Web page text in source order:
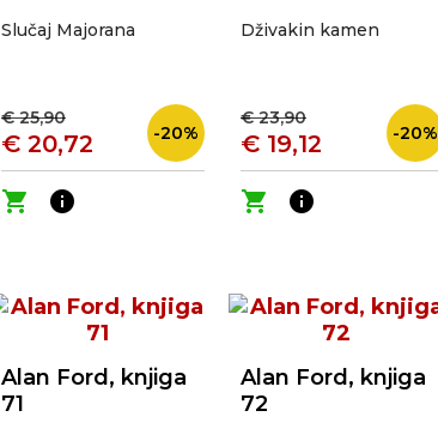
Slučaj Majorana
€ 25,90
€ 20,72 -20%
shopping_cart info
Dživakin kamen
€ 23,90
€ 19,12 -20%
shopping_cart info
Alan Ford, knjiga
71
Alan Ford, knjiga
72